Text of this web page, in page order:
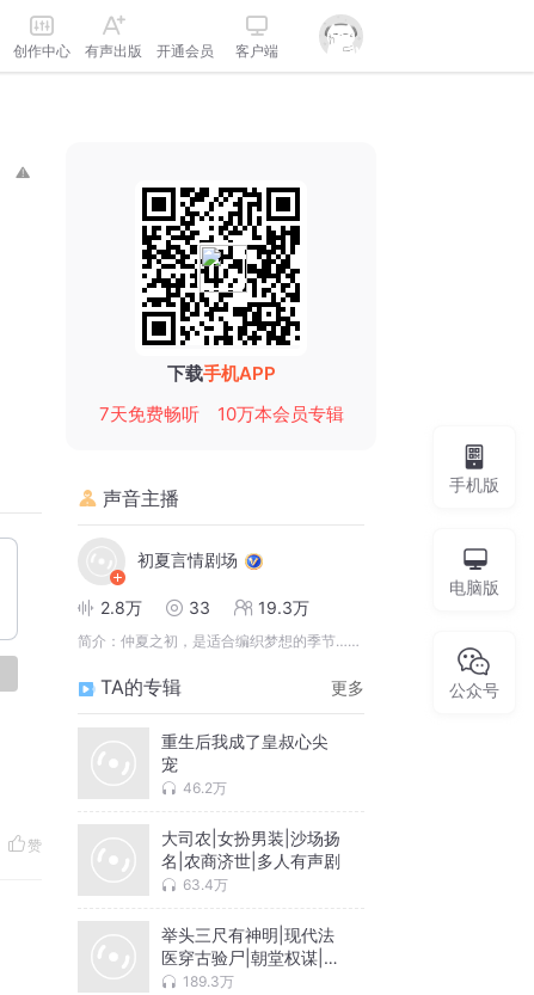
创作中心 有声出版 开通会员 客户端
赞
下载手机APP
7天免费畅听
10万本会员专辑
声音主播
初夏言情剧场
2.8万 33 19.3万
简介： 仲夏之初，是适合编织梦想的季节……
TA的专辑 更多
重生后我成了皇叔心尖
宠
46.2万
大司农|女扮男装|沙场扬
名|农商济世|多人有声剧
63.4万
举头三尺有神明|现代法
医穿古验尸|朝堂权谋|灭
镇复仇|多人有声剧
189.3万
手机版
电脑版
公众号